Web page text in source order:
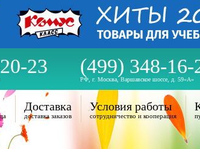
23 (499) 348-16-
РФ, г. Москва, Варшавское шоссе, д. 59«А»
Доставка
доставка заказов
Условия работы
сотрудничество и кооперация